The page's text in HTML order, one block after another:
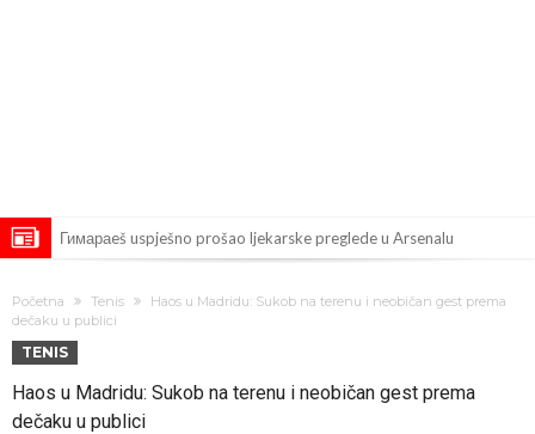
Гимараeš uspješno prošao ljekarske preglede u Arsenalu
rekord
Barselona čeka ponude za Ferana Toresa
Vinicius je izbrisao sve objave s Instagrama nakon što mu je Real
dao ponudu
Osimen se opet nudi, šta kažete za ovu rokadu?
Početna Tenis
Haos u Madridu: Sukob na terenu i neobičan gest prema
dečaku u publici
TENIS
Haos u Madridu: Sukob na terenu i neobičan gest prema
dečaku u publici